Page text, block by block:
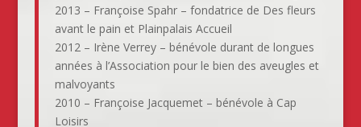
2013 – Françoise Spahr – fondatrice de Des fleurs
avant le pain et Plainpalais Accueil
2012 – Irène Verrey – bénévole durant de longues
années à l’Association pour le bien des aveugles et
malvoyants
2010 – Françoise Jacquemet – bénévole à Cap
Loisirs